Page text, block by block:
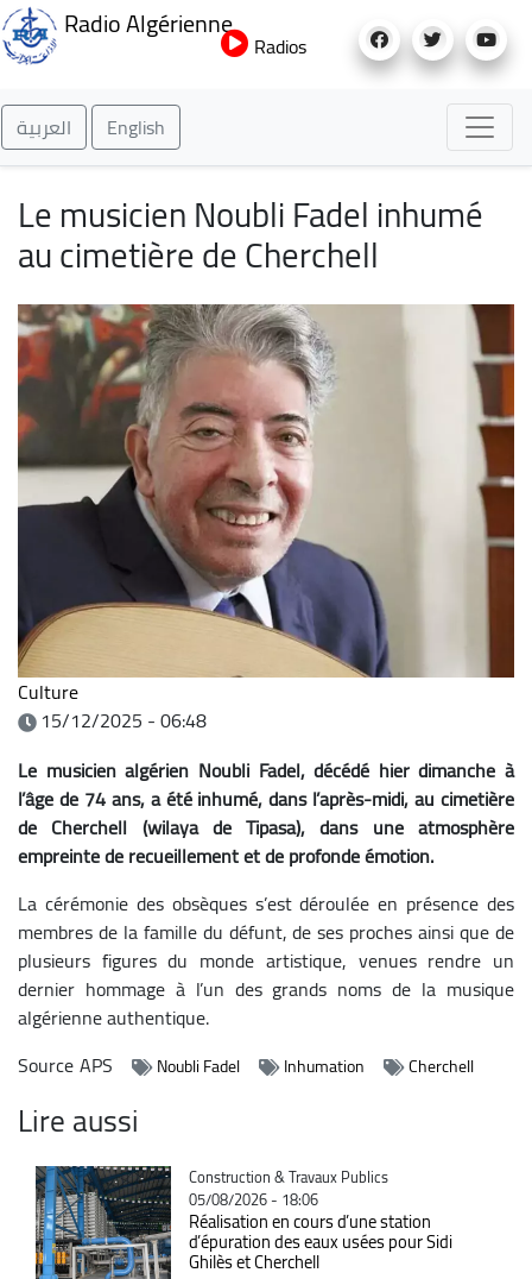
au
Radio Algérienne
Radios
العربية English
Le musicien Noubli Fadel inhumé
au cimetière de Cherchell
Culture
15/12/2025 - 06:48
Le musicien algérien Noubli Fadel, décédé hier dimanche à
l’âge de 74 ans, a été inhumé, dans l’après-midi, au cimetière
de Cherchell (wilaya de Tipasa), dans une atmosphère
empreinte de recueillement et de profonde émotion.
La cérémonie des obsèques s’est déroulée en présence des
membres de la famille du défunt, de ses proches ainsi que de
plusieurs figures du monde artistique, venues rendre un
dernier hommage à l’un des grands noms de la musique
algérienne authentique.
SourceAPS Noubli Fadel Inhumation Cherchell
Lire aussi
Catégorie
Construction & Travaux Publics
05/08/2026 - 18:06
Réalisation en cours d’une station
d’épuration des eaux usées pour Sidi
Ghilès et Cherchell